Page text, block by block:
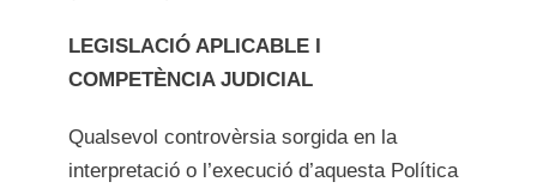
LEGISLACIÓ APLICABLE I
COMPETÈNCIA JUDICIAL
Qualsevol controvèrsia sorgida en la
interpretació o l’execució d’aquesta Política